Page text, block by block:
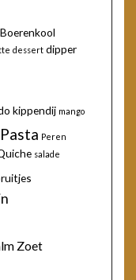
Boerenkool
dessert dipper
kippendij mango
Pasta Peren
salade
Zoet